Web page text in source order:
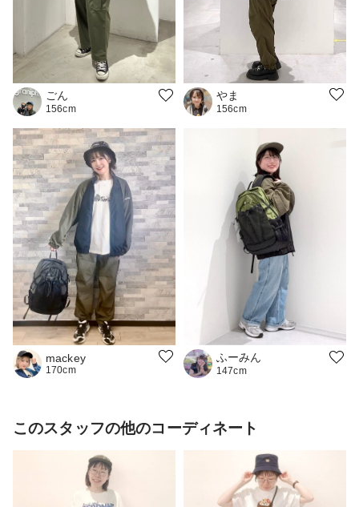
ごん
156cm
やま
156cm
mackey
170cm
ふーみん
147cm
このスタッフの他のコーディネート